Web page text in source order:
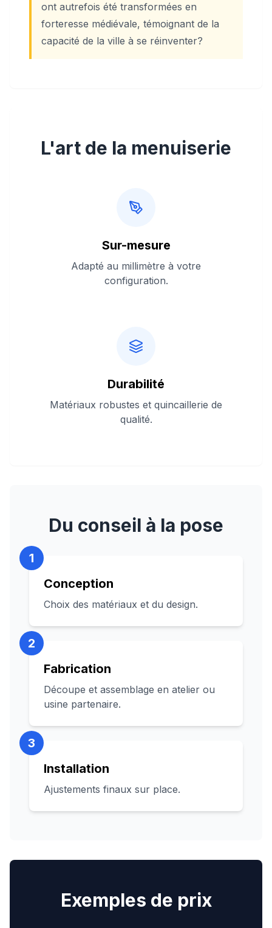
ont autrefois été transformées en
forteresse médiévale, témoignant de la
capacité de la ville à se réinventer?
L'art de la menuiserie
Sur-mesure
Adapté au millimètre à votre
configuration.
Durabilité
Matériaux robustes et quincaillerie de
qualité.
Du conseil à la pose
1
Conception
Choix des matériaux et du design.
2
Fabrication
Découpe et assemblage en atelier ou
usine partenaire.
3
Installation
Ajustements finaux sur place.
Exemples de prix